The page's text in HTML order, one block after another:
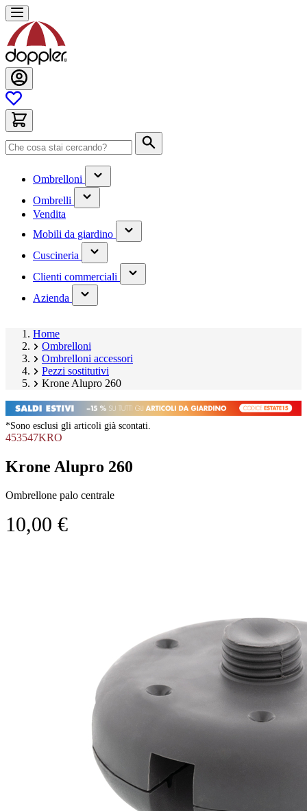
Salta
al
contenuto
Ombrelloni
(contiene
un
sottomenu)
Ombrelli
(contiene
un
Vendita
Mobili da giardino
(contiene
un
Cuscineria
(contiene
un
sottomenu)
Clienti commerciali
(has
submenu)
Azienda
(has
submenu)
Home
Ombrelloni
Ombrelloni accessori
Pezzi sostitutivi
Krone Alupro 260
*Sono esclusi gli articoli già scontati.
453547KRO
Krone Alupro 260
Ombrellone palo centrale
10,00 €